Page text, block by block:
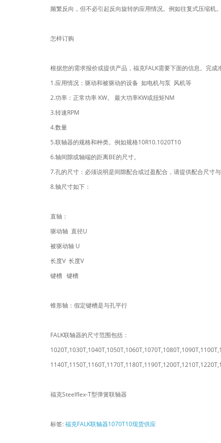
频繁反向，但不必引起反向旋转的应用情况。例如往复式压缩机。
怎样订购
根据您的需求报价或提供产品，福克FALK需要下面的信息。完成
1.应用情况：驱动和被驱动的设备 如电机与泵 风机等
2.功率：正常功率 KW。 最大功率KW或扭矩NM
3.转速RPM
4.数量
5.联轴器的规格和种类。例如规格10R10.1020T10
6.轴间隙或轴端的距离BE的尺寸。
7.孔的尺寸：必须说明是间隙配合或过盈配合，请提供配合尺寸与
8.轴尺寸如下：
直轴：
驱动轴 直径U
被驱动轴 U
长度V 长度V
键槽 键槽
锥形轴：假定键槽是与孔平行
FALK联轴器的尺寸范围包括：
福克Steelflex-T型弹簧联轴器
标签:福克FALK联轴器1070T10现货供应